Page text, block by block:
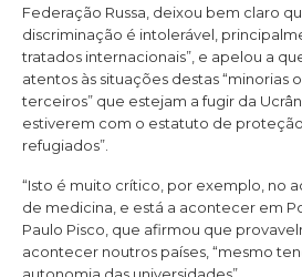
Federação Russa, deixou bem claro
discriminação é intolerável,
tratados internacionais”, e apelou a
atentos às situações destas “minorias
terceiros” que estejam a fugir da
estiverem com o estatuto de
refugiados”.
“Isto é muito crítico, por exemplo, no
de medicina, e está a acontecer em
Paulo Pisco, que afirmou que
acontecer noutros países, “mesmo